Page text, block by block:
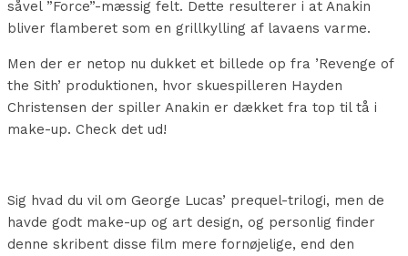
såvel ”Force”-mæssig felt. Dette resulterer i at Anakin
bliver flamberet som en grillkylling af lavaens varme.
Men der er netop nu dukket et billede op fra ’Revenge of
the Sith’ produktionen, hvor skuespilleren Hayden
Christensen der spiller Anakin er dækket fra top til tå i
make-up. Check det ud!
Sig hvad du vil om George Lucas’ prequel-trilogi, men de
havde godt make-up og art design, og personlig finder
denne skribent disse film mere fornøjelige, end den